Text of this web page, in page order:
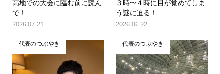
高地での大会に臨む前に読ん
で！
2026.07.21
３時〜４時に目が覚めてしま
う謎に迫る！
2026.06.22
代表のつぶやき 代表のつぶやき